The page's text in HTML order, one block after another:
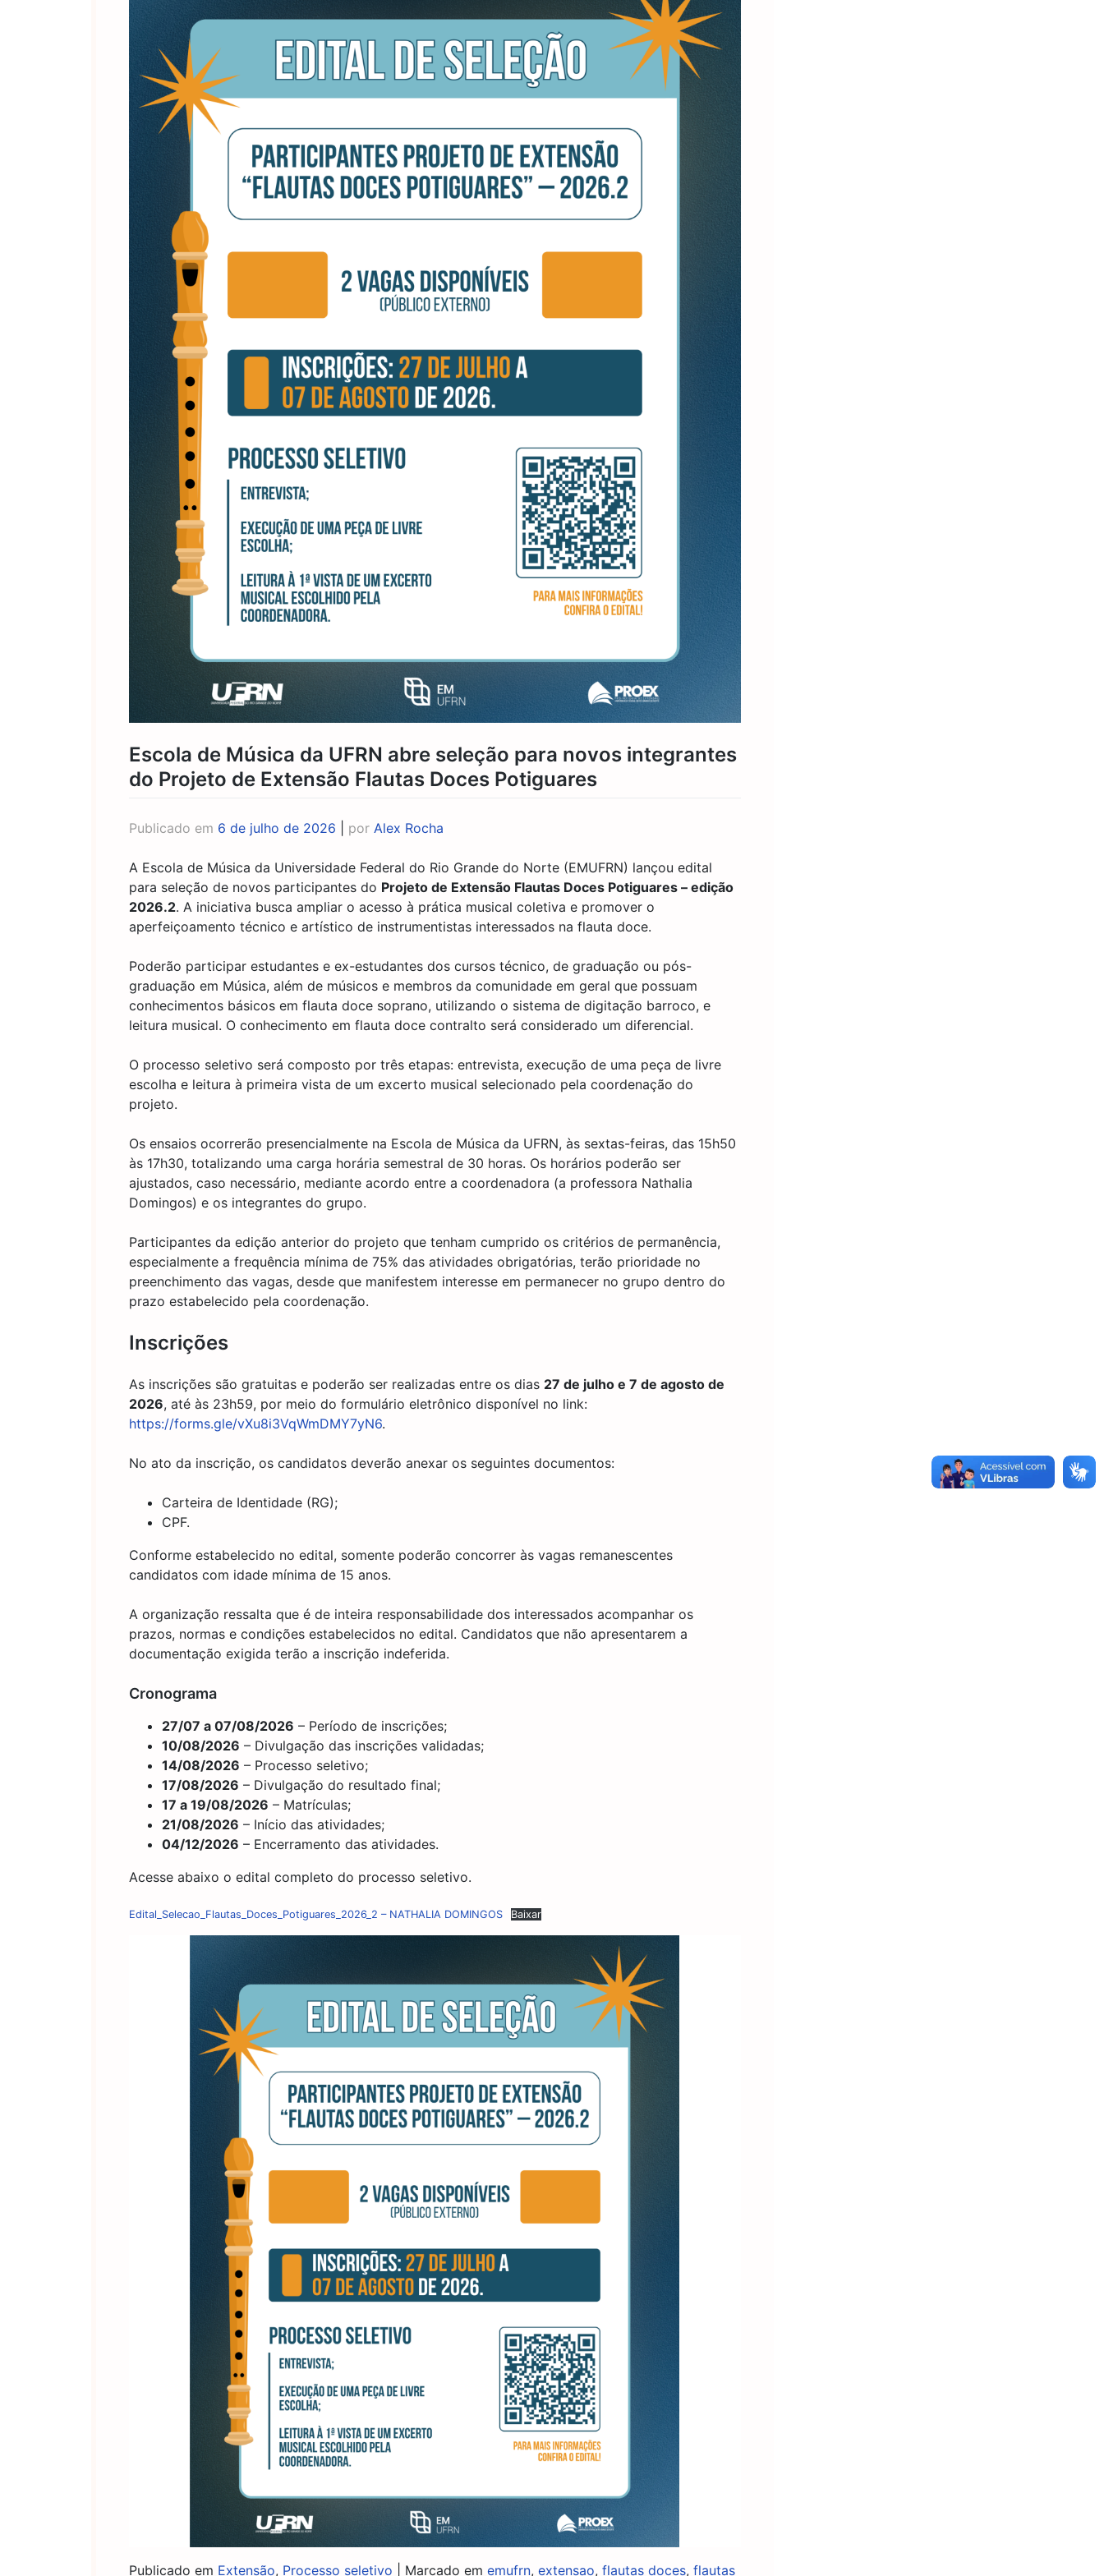
Escola de Música da UFRN abre seleção para novos integrantes
do Projeto de Extensão Flautas Doces Potiguares
Publicado em 6 de julho de 2026 por Alex Rocha
A Escola de Música da Universidade Federal do Rio Grande do Norte (EMUFRN) lançou edital
para seleção de novos participantes do Projeto de Extensão Flautas Doces Potiguares – edição
2026.2. A iniciativa busca ampliar o acesso à prática musical coletiva e promover o
aperfeiçoamento técnico e artístico de instrumentistas interessados na flauta doce.
Poderão participar estudantes e ex-estudantes dos cursos técnico, de graduação ou pós-
graduação em Música, além de músicos e membros da comunidade em geral que possuam
conhecimentos básicos em flauta doce soprano, utilizando o sistema de digitação barroco, e
leitura musical. O conhecimento em flauta doce contralto será considerado um diferencial.
O processo seletivo será composto por três etapas: entrevista, execução de uma peça de livre
escolha e leitura à primeira vista de um excerto musical selecionado pela coordenação do
projeto.
Os ensaios ocorrerão presencialmente na Escola de Música da UFRN, às sextas-feiras, das 15h50
às 17h30, totalizando uma carga horária semestral de 30 horas. Os horários poderão ser
ajustados, caso necessário, mediante acordo entre a coordenadora (a professora Nathalia
Domingos) e os integrantes do grupo.
Participantes da edição anterior do projeto que tenham cumprido os critérios de permanência,
especialmente a frequência mínima de 75% das atividades obrigatórias, terão prioridade no
preenchimento das vagas, desde que manifestem interesse em permanecer no grupo dentro do
prazo estabelecido pela coordenação.
Inscrições
As inscrições são gratuitas e poderão ser realizadas entre os dias 27 de julho e 7 de agosto de
2026, até às 23h59, por meio do formulário eletrônico disponível no link:
https://forms.gle/vXu8i3VqWmDMY7yN6.
No ato da inscrição, os candidatos deverão anexar os seguintes documentos:
Carteira de Identidade (RG);
CPF.
Conforme estabelecido no edital, somente poderão concorrer às vagas remanescentes
candidatos com idade mínima de 15 anos.
A organização ressalta que é de inteira responsabilidade dos interessados acompanhar os
prazos, normas e condições estabelecidos no edital. Candidatos que não apresentarem a
documentação exigida terão a inscrição indeferida.
Cronograma
27/07 a 07/08/2026 – Período de inscrições;
10/08/2026 – Divulgação das inscrições validadas;
14/08/2026 – Processo seletivo;
17/08/2026 – Divulgação do resultado final;
17 a 19/08/2026 – Matrículas;
21/08/2026 – Início das atividades;
04/12/2026 – Encerramento das atividades.
Acesse abaixo o edital completo do processo seletivo.
Edital_Selecao_Flautas_Doces_Potiguares_2026_2 – NATHALIA DOMINGOS Baixar
Publicado em Extensão, Processo seletivo Marcado em emufrn, extensao, flautas doces, flautas